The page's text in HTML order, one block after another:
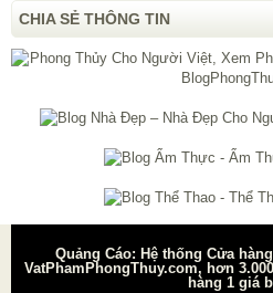
CHIA SẺ THÔNG TIN
Quảng Cáo: Hệ thống Cửa
VatPhamPhongThuy.com, hơn
hàng 1 giá